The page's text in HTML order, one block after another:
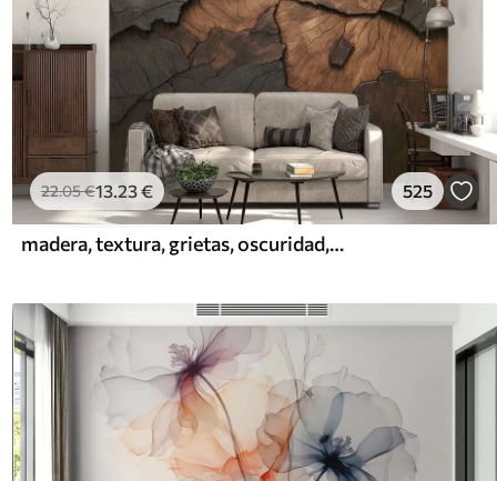
22.05€13.23€ 525
madera, textura, grietas, oscuridad, corteza, superficie